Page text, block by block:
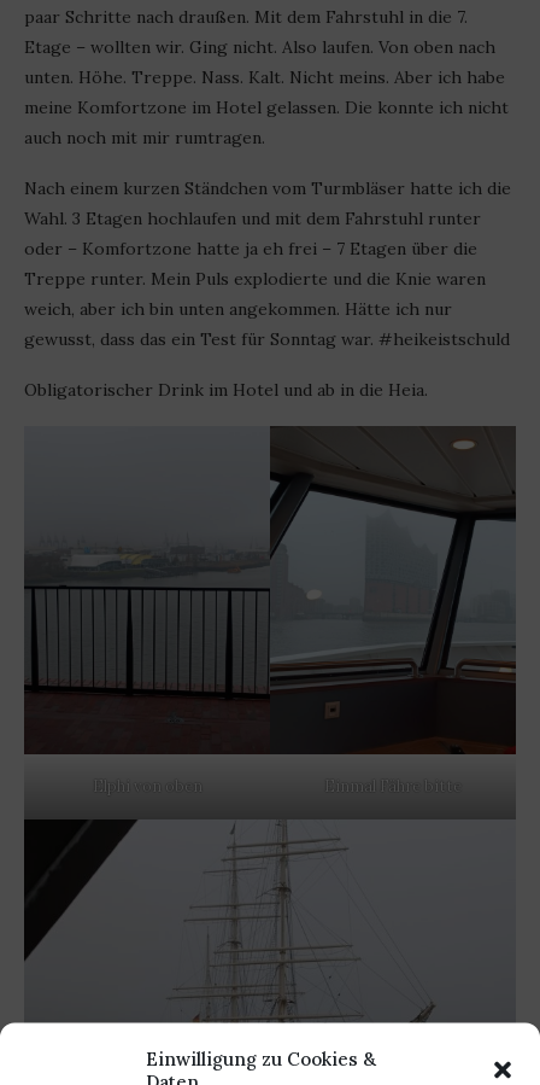
Einwilligung zu Cookies &
paar Schritte nach draußen. Mit dem Fahrstuhl in die 7.
Etage – wollten wir. Ging nicht. Also laufen. Von oben nach
unten. Höhe. Treppe. Nass. Kalt. Nicht meins. Aber ich habe
meine Komfortzone im Hotel gelassen. Die konnte ich nicht
auch noch mit mir rumtragen.
Nach einem kurzen Ständchen vom Turmbläser hatte ich die
Wahl. 3 Etagen hochlaufen und mit dem Fahrstuhl runter
oder – Komfortzone hatte ja eh frei – 7 Etagen über die
Treppe runter. Mein Puls explodierte und die Knie waren
weich, aber ich bin unten angekommen. Hätte ich nur
gewusst, dass das ein Test für Sonntag war. #heikeistschuld
Obligatorischer Drink im Hotel und ab in die Heia.
Elphi von oben Einmal Fähre bitte